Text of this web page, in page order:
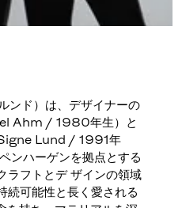
ド）は、デザイナーの
Ahm / 1980年生）と
Signe Lund / 1991年
ンハーゲンを拠点とする
ラフトとデ ザインの領域
続可能性と長く愛される